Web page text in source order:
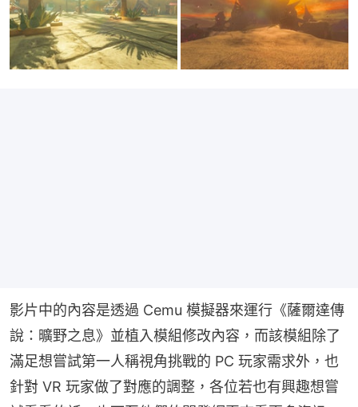
影片中的內容是透過 Cemu 模擬器來運行《薩爾達傳
說：曠野之息》並植入模組修改內容，而該模組除了
滿足想嘗試第一人稱視角挑戰的 PC 玩家需求外，也
針對 VR 玩家做了對應的調整，各位若也有興趣想嘗